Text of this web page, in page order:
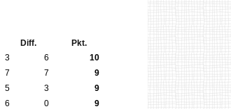
Diff.
Pkt.
3 6
10
7 7
9
5 3
9
6 0
9